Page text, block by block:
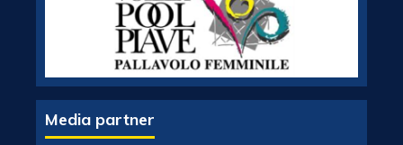
Media partner